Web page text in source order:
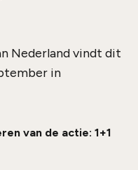
Nederland vindt dit
in
van de actie: 1+1